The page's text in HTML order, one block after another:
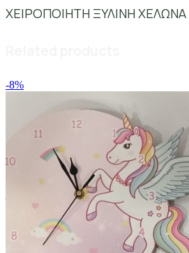
ΧΕΙΡΟΠΟΙΗΤΗ ΞΥΛΙΝΗ
-8%